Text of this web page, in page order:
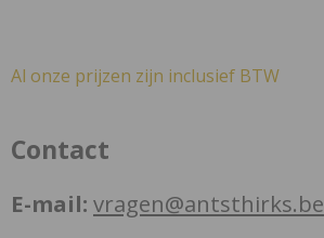
Al onze prijzen zijn inclusief BTW
Contact
E-mail: vragen@antsthirks.be